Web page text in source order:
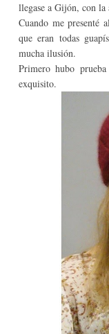
llegase a Gijón, con la
Cuando me presenté
que eran todas
mucha ilusión.
Primero hubo
exquisito.